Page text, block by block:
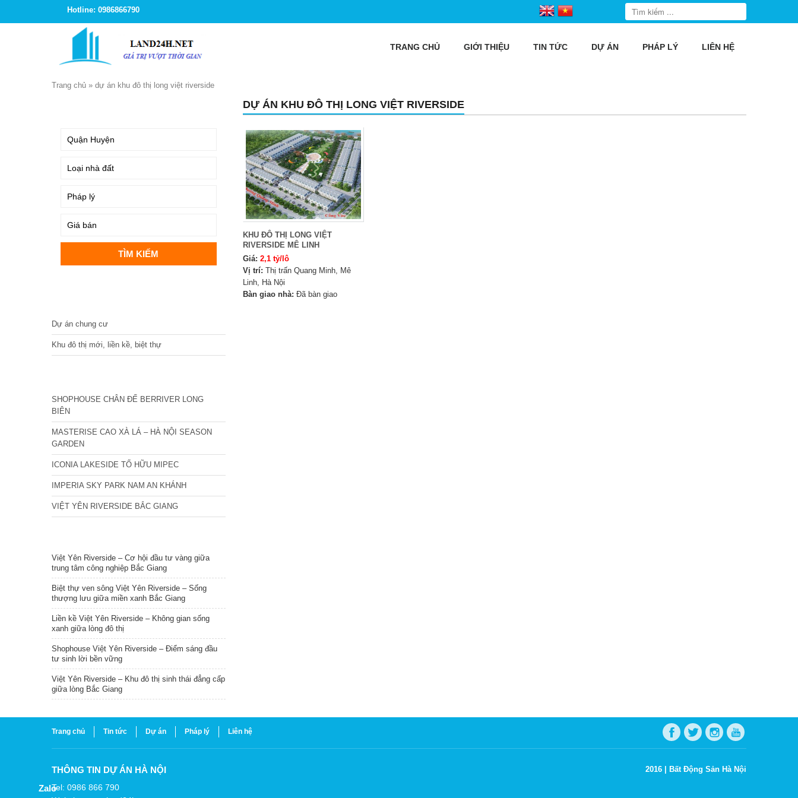
Hotline: 0986866790
TRANG CHỦ GIỚI THIỆU TIN TỨC DỰ ÁN PHÁP LÝ LIÊN HỆ
Trang chủ » dự án khu đô thị long việt riverside
DỰ ÁN KHU ĐÔ THỊ LONG VIỆT RIVERSIDE
KHU ĐÔ THỊ LONG VIỆT
RIVERSIDE MÊ LINH
Giá: 2,1 tỷ/lô
Vị trí: Thị trấn Quang Minh, Mê
Linh, Hà Nội
Bàn giao nhà: Đã bàn giao
Dự án chung cư
Khu đô thị mới, liền kề, biệt thự
SHOPHOUSE CHÂN ĐẾ BERRIVER LONG
BIÊN
MASTERISE CAO XÀ LÁ – HÀ NỘI SEASON
GARDEN
ICONIA LAKESIDE TỐ HỮU MIPEC
IMPERIA SKY PARK NAM AN KHÁNH
VIỆT YÊN RIVERSIDE BẮC GIANG
Việt Yên Riverside – Cơ hội đầu tư vàng giữa
trung tâm công nghiệp Bắc Giang
Biệt thự ven sông Việt Yên Riverside – Sống
thượng lưu giữa miền xanh Bắc Giang
Liền kề Việt Yên Riverside – Không gian sống
xanh giữa lòng đô thị
Shophouse Việt Yên Riverside – Điểm sáng đầu
tư sinh lời bền vững
Việt Yên Riverside – Khu đô thị sinh thái đẳng cấp
giữa lòng Bắc Giang
Trang chủ Tin tức Dự án Pháp lý Liên hệ
THÔNG TIN DỰ ÁN HÀ NỘI
Tel: 0986 866 790
2016 | Bất Động Sản Hà Nội
Zalo